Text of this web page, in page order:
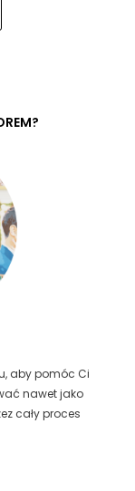
aby pomóc Ci
nawet jako
cały proces